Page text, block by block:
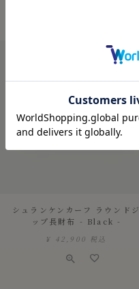
シュランケンカーフ ラウンドジ
ップ長財布 - Black -
¥ 42,900 税込